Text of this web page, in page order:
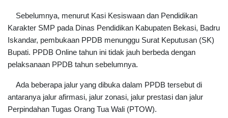
Sebelumnya, menurut Kasi Kesiswaan dan Pendidikan
Karakter SMP pada Dinas Pendidikan Kabupaten Bekasi, Badru
Iskandar, pembukaan PPDB menunggu Surat Keputusan (SK)
Bupati. PPDB Online tahun ini tidak jauh berbeda dengan
pelaksanaan PPDB tahun sebelumnya.
Ada beberapa jalur yang dibuka dalam PPDB tersebut di
antaranya jalur afirmasi, jalur zonasi, jalur prestasi dan jalur
Perpindahan Tugas Orang Tua Wali (PTOW).